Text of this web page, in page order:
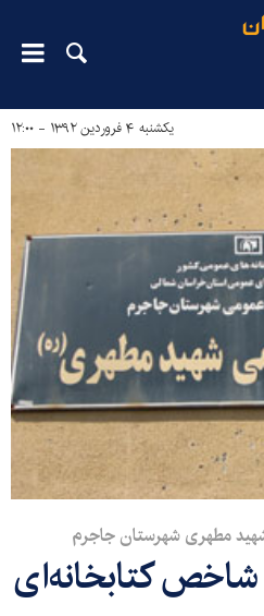
یکشنبه ۴ فروردین ۱۳۹۲ - ۱۲:۰۰
شهید مطهری شهرستان جاجرم